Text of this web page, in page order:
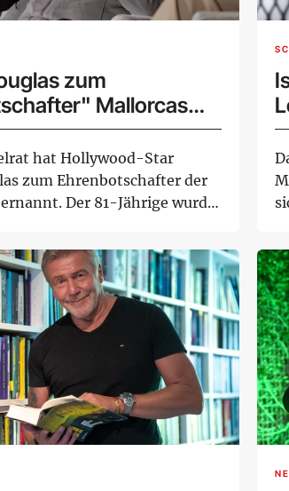
zum
Mallorcas
hat Hollywood-Star
zum Ehrenbotschafter der
Der 81-Jährige wurde